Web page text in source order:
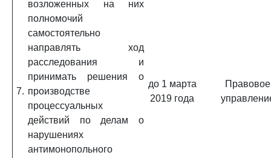
7.
возложенных на них
полномочий
самостоятельно
направлять ход
расследования и
принимать решения о
производстве
процессуальных
действий по делам о
нарушениях
антимонопольного
до 1 марта
2019 года
Правовое